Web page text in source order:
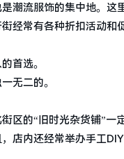
潮流服饰的集中地。
经常有各种折扣活动和
首选。
无二的。
区的“旧时光杂货铺”
店内还经常举办手工